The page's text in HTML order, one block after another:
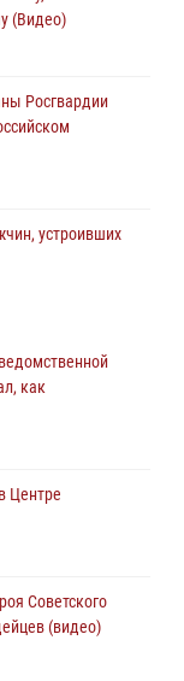
(Видео)
Росгвардии
устроивших
дебош
проведения
с передовыми
как
Центре
Советского
(видео)